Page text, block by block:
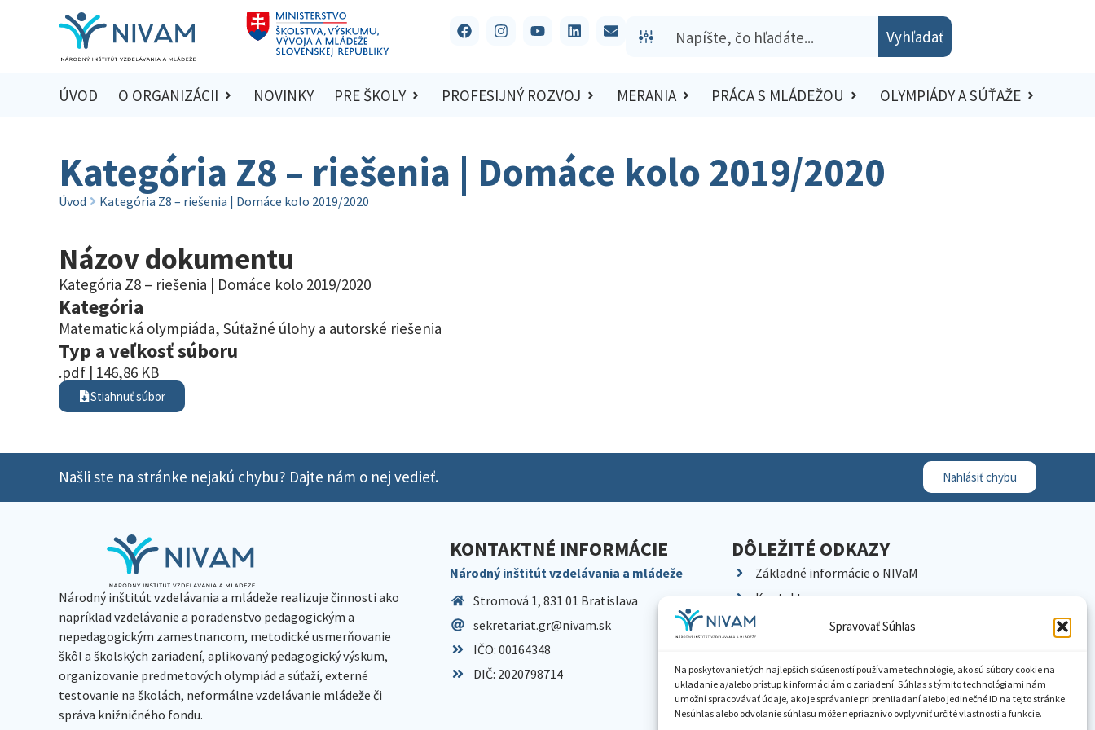
Spravovať Súhlas
Na poskytovanie tých najlepších skúseností používame technológie, ako sú súbory cookie na
ukladanie a/alebo prístup k informáciám o zariadení. Súhlas s týmito technológiami nám
umožní spracovávať údaje, ako je správanie pri prehliadaní alebo jedinečné ID na tejto stránke.
Nesúhlas alebo odvolanie súhlasu môže nepriaznivo ovplyvniť určité vlastnosti a funkcie.
Vyhľadať
ÚVOD O ORGANIZÁCII NOVINKY PRE ŠKOLY PROFESIJNÝ ROZVOJ MERANIA PRÁCA S MLÁDEŽOU OLYMPIÁDY A SÚŤAŽE
Kategória Z8 – riešenia | Domáce kolo 2019/2020
Úvod Kategória Z8 – riešenia | Domáce kolo 2019/2020
Názov dokumentu
Kategória Z8 – riešenia | Domáce kolo 2019/2020
Kategória
Matematická olympiáda, Súťažné úlohy a autorské riešenia
Typ a veľkosť súboru
.pdf | 146,86 KB
Stiahnuť súbor
Našli ste na stránke nejakú chybu? Dajte nám o nej vedieť. Nahlásiť chybu
Národný inštitút vzdelávania a mládeže realizuje činnosti ako
napríklad vzdelávanie a poradenstvo pedagogickým a
nepedagogickým zamestnancom, metodické usmerňovanie
škôl a školských zariadení, aplikovaný pedagogický výskum,
organizovanie predmetových olympiád a súťaží, externé
testovanie na školách, neformálne vzdelávanie mládeže či
správa knižničného fondu.
KONTAKTNÉ INFORMÁCIE
Národný inštitút vzdelávania a mládeže
Stromová 1, 831 01 Bratislava
sekretariat.gr@nivam.sk
IČO: 00164348
DIČ: 2020798714
DÔLEŽITÉ ODKAZY
Základné informácie o NIVaM
Kontakty
Kariéra
Pracoviská NIVaM
Dokumenty inštitúcie
Knižnica